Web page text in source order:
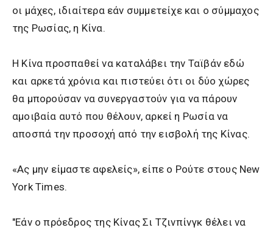
οι μάχες, ιδιαίτερα εάν συμμετείχε και ο σύμμαχος
της Ρωσίας, η Κίνα.
Η Κίνα προσπαθεί να καταλάβει την Ταϊβάν εδώ
και αρκετά χρόνια και πιστεύει ότι οι δύο χώρες
θα μπορούσαν να συνεργαστούν για να πάρουν
αμοιβαία αυτό που θέλουν, αρκεί η Ρωσία να
αποσπά την προσοχή από την εισβολή της Κίνας.
«Ας μην είμαστε αφελείς», είπε ο Ρούτε στους New
York Times.
"Εάν ο πρόεδρος της Κίνας Σι Τζινπίνγκ θέλει να